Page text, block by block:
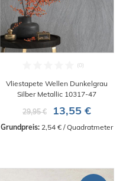
Vliestapete Wellen Dunkelgrau
Silber Metallic 10317-47
29,95 €
13,55 €
Grundpreis: 2,54 € / Quadratmeter